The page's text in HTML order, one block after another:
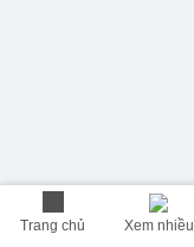
Trang chủ Xem nhiều